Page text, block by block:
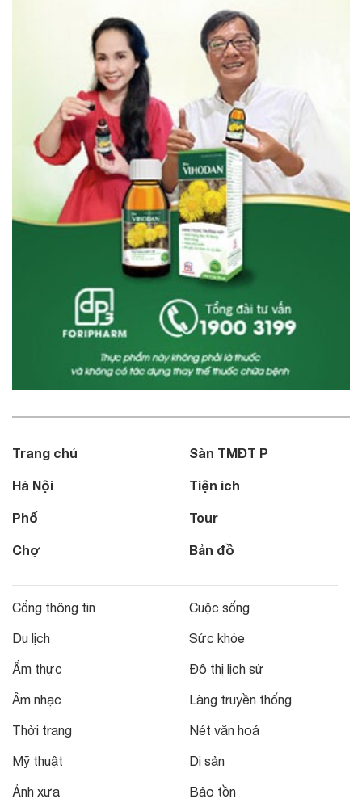
Trang chủ
Hà Nội
Phố
Chợ
Sàn TMĐT P
Tiện ích
Tour
Bản đồ
Cổng thông tin
Du lịch
Ẩm thực
Âm nhạc
Thời trang
Mỹ thuật
Ảnh xưa
Cuộc sống
Sức khỏe
Đô thị lịch sử
Làng truyền thống
Nét văn hoá
Di sản
Bảo tồn